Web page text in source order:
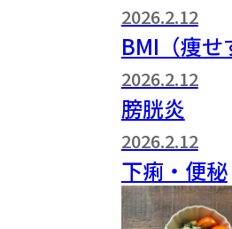
2026.2.12
BMI（痩
2026.2.12
膀胱炎
2026.2.12
下痢・便秘